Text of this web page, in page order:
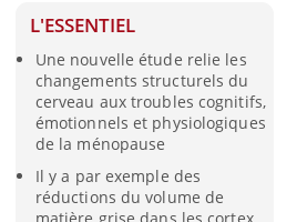
L'ESSENTIEL
Une nouvelle étude relie les
changements structurels du
cerveau aux troubles cognitifs,
émotionnels et physiologiques
de la ménopause
Il y a par exemple des
réductions du volume de
matière grise dans les cortex